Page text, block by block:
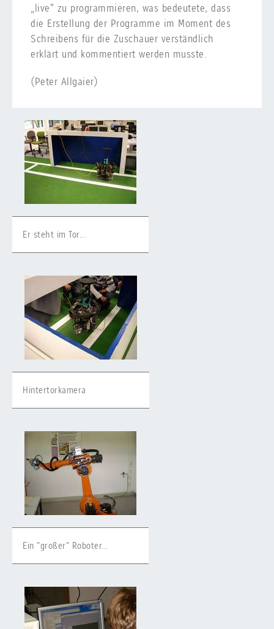
„live" zu programmieren, was bedeutete, dass
die Erstellung der Programme im Moment des
Schreibens für die Zuschauer verständlich
erklärt und kommentiert werden musste.
(Peter Allgaier)
Er steht im Tor...
Hintertorkamera
Ein "großer" Roboter...